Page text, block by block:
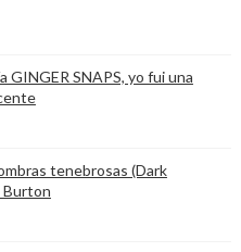
GINGER SNAPS, yo fui una
tenebrosas (Dark
Burton